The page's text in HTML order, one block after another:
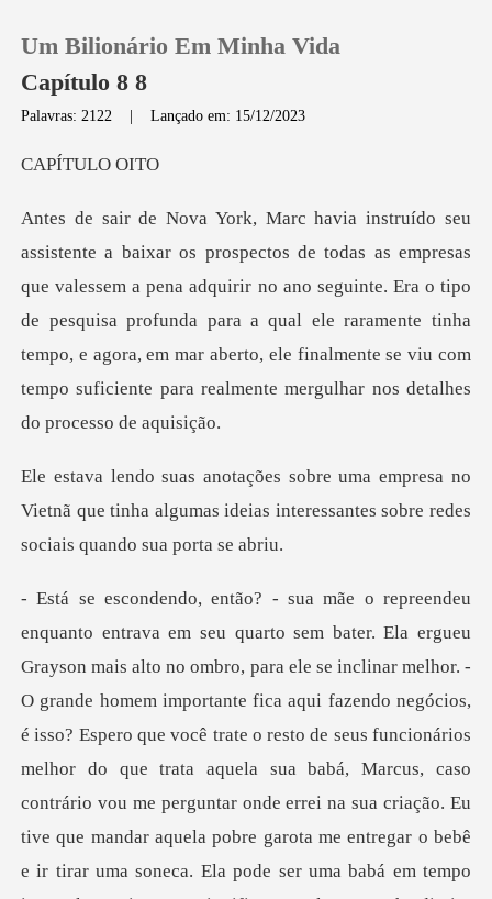
Loja
Histórico
Sair
Baixar App
Um Bilionário Em Minha Vida
Capítulo 8 8
Palavras: 2122 |Lançado em: 15/12/2023
TULO
em a pena adquirir no ano seguinte. Era o tipo
de pesquisa profunda para a qual ele raramente tinha
tempo, e agora, em
a no
Vietnã que tinha algumas ideias interessant
te fica aqui fazendo negócios,
é isso? Espero que você trate o resto de seus funcionários
melhor do que trata aquela sua babá, Marcus, caso
contrário vou me perguntar onde errei na sua cr